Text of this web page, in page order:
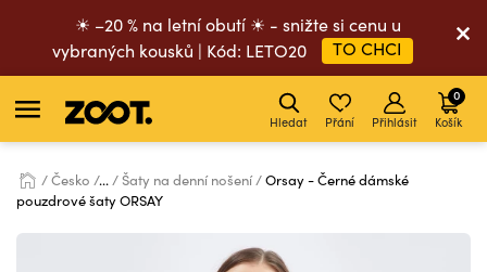
☀ –20 % na letní obutí ☀ - snižte si cenu u
vybraných kousků | Kód: LETO20
TO CHCI
Hledat Přání Přihlásit Košík
0
Česko ... Šaty na denní nošení
Orsay - Černé dámské
pouzdrové šaty ORSAY